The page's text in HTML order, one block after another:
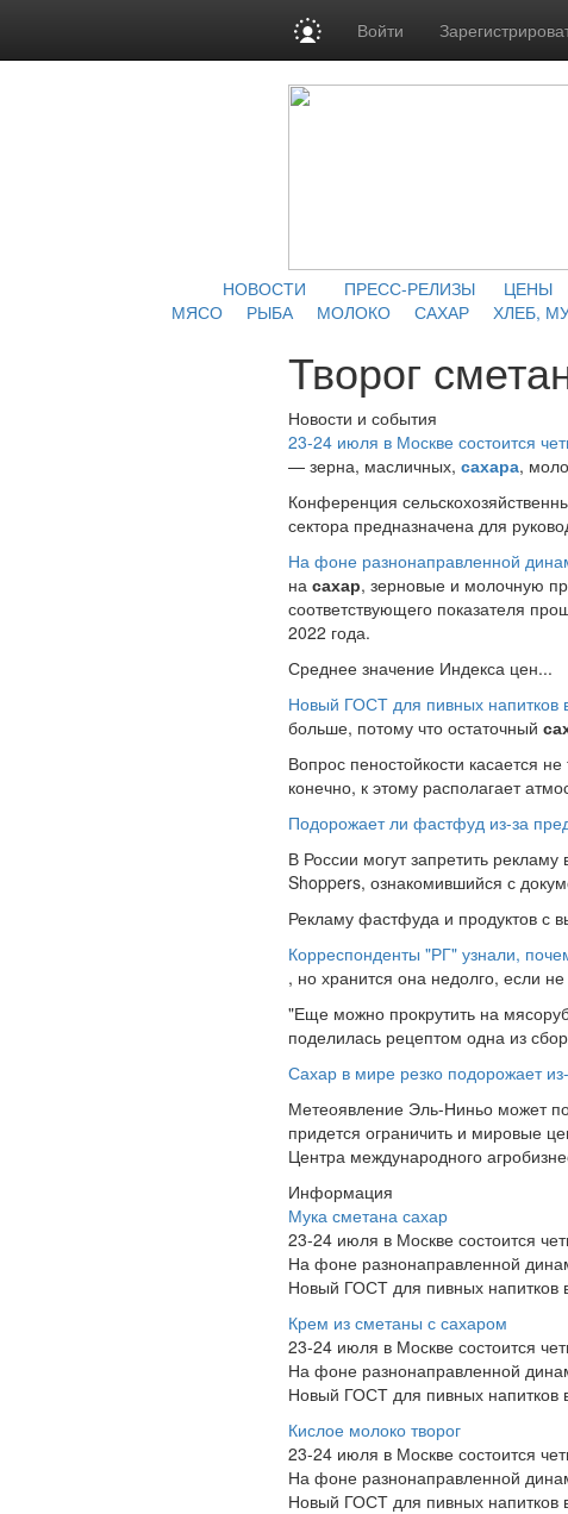
Войти
НОВОСТИ ПРЕСС-РЕЛИЗЫ ЦЕНЫ
МЯСО
РЫБА МОЛОКО САХАР ХЛЕБ,
Творог
Новости и события
23-24 июля в Москве состоится
— зерна, масличных, сахара,
Конференция
сектора предназначена для
На фоне разнонаправленной
на сахар, зерновые и молочную
соответствующего показателя
2022 года.
Среднее значение Индекса цен...
Новый ГОСТ для пивных напитков
больше, потому что остаточный
Вопрос пеностойкости касается
конечно, к этому располагает
Подорожает ли фастфуд из-за
В России могут запретить
Shoppers, ознакомившийся с
Рекламу фастфуда и продуктов с
Корреспонденты "РГ" узнали,
, но хранится она недолго, если
"Еще можно прокрутить на
поделилась рецептом одна из
Сахар в мире резко подорожает
Метеоявление Эль-Ниньо может
придется ограничить и мировые
Центра международного
Информация
Мука сметана сахар
23-24 июля в Москве состоится
На фоне разнонаправленной
Новый ГОСТ для пивных напитков
Крем из сметаны с сахаром
23-24 июля в Москве состоится
На фоне разнонаправленной
Новый ГОСТ для пивных напитков
Кислое молоко творог
23-24 июля в Москве состоится
На фоне разнонаправленной
Новый ГОСТ для пивных напитков